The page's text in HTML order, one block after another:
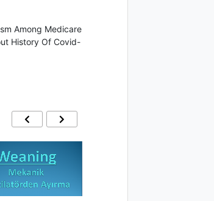
Among Medicare
History Of Covid-